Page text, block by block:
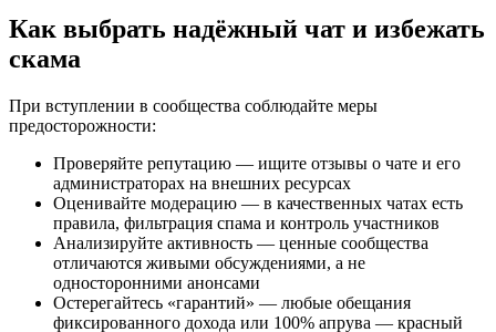
Как выбрать надёжный чат и избежать
скама
При вступлении в сообщества соблюдайте меры
предосторожности:
Проверяйте репутацию — ищите отзывы о чате и его
администраторах на внешних ресурсах
Оценивайте модерацию — в качественных чатах есть
правила, фильтрация спама и контроль участников
Анализируйте активность — ценные сообщества
отличаются живыми обсуждениями, а не
односторонними анонсами
Остерегайтесь «гарантий» — любые обещания
фиксированного дохода или 100% апрува — красный